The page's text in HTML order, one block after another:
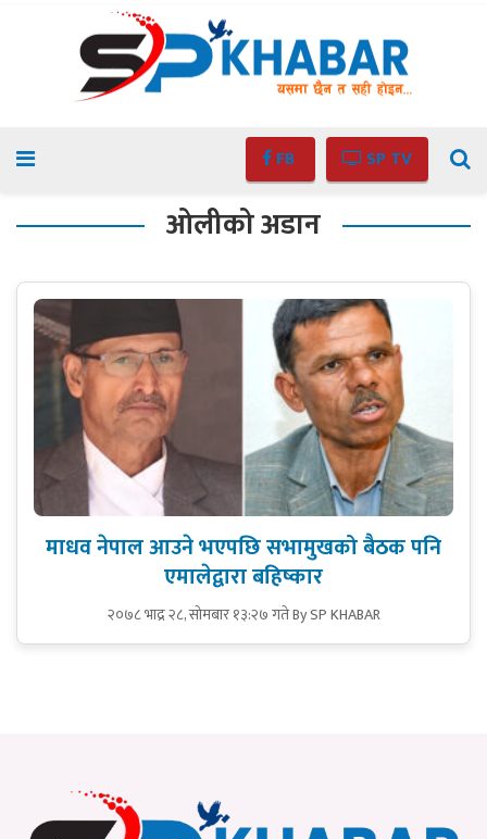
FB SP TV
ओलीको अडान
माधव नेपाल आउने भएपछि सभामुखको बैठक पनि
एमालेद्वारा बहिष्कार
२०७८ भाद्र २८, सोमबार १३:२७ गतेBy SP KHABAR